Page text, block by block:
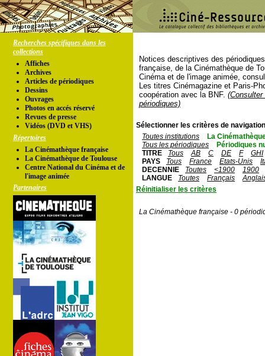
Recherches spécifiques dans les
collections
Affiches
Archives
Articles de périodiques
Dessins
Ouvrages
Photos en accés réservé
Revues de presse
Vidéos (DVD et VHS)
Répertoires
La Cinémathèque française
La Cinémathèque de Toulouse
Centre National du Cinéma et de
l'image animée
Partenaires
Notices descriptives des
française, de la Cinémathèque de
Cinéma et de l'image animée,
Les titres Cinémagazine et Paris-
coopération avec la BNF.
périodiques)
Sélectionner les critères de
Toutes institutions
La
Tous les périodiques
Périodiques
TITRE
Tous AB C DE F
GHI
PAYS
Tous France Etats-Unis
DECENNIE
Toutes <1900
1900
LANGUE
Toutes Français
Réinitialiser les critères
La Cinémathèque française - 0